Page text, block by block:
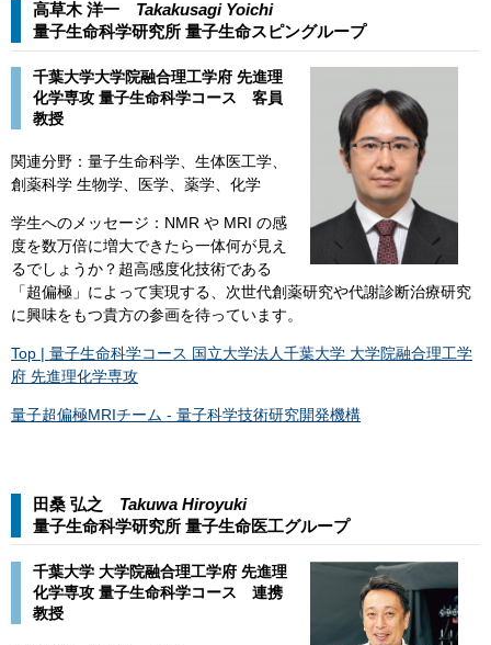
高草木 洋一 Takakusagi Yoichi
量子生命科学研究所 量子生命スピングループ​
千葉大学大学院融合理工学府 先進理
化学専攻 量子生命科学コース 客員
教授
関連分野：量子生命科学、生体医工学、
創薬科学 生物学、医学、薬学、化学​
学生へのメッセージ：NMR や MRI の感
度を数万倍に増大できたら一体何が見え
るでしょうか？超高感度化技術である
「超偏極」によって実現する、次世代創薬研究や代謝診断治療研究
に興味をもつ貴方の参画を待っています。
Top | 量子生命科学コース 国立大学法人千葉大学 大学院融合理工学
府 先進理化学専攻
量子超偏極MRIチーム - 量子科学技術研究開発機構
田桑 弘之 Takuwa Hiroyuki​​
量子生命科学研究所 量子生命医工グループ​
千葉大学 大学院融合理工学府 先進理
化学専攻 量子生命科学コース 連携
教授